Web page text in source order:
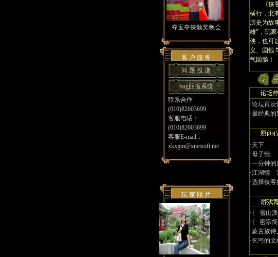
夺宝夺侠颁奖晚会
客 户 服 务
问 题 投 递
bug回报系统
联系合作
(010)82603699
客服电话：
(010)82603699
客服E-mail：
xkxgm@xnetsoft.net
玩 家 照 片
《侠客
横行，北
历史为故
雄”，玩
侠，也可
义、国恨
气回肠！
·论坛再次
·最经典
·天下
·母子情
·一分钟的
·江湖情
·选择侠客
· 〖 雪山
· 〖 密宗简
·蒙古族诗
·乞丐的文